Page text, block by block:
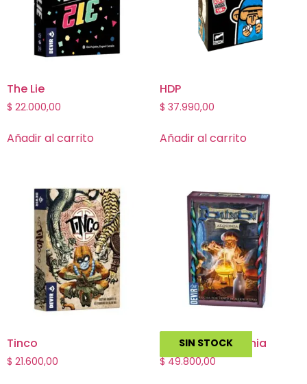
The Lie
$ 22.000,00
Añadir al carrito
HDP
$ 37.990,00
Añadir al carrito
Tinco
$ 21.600,00
SIN STOCK
Dominion: Alquimia
$ 49.800,00